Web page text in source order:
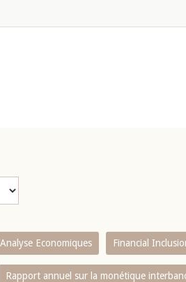
Economiques Financial
Rapport annuel sur la monétique